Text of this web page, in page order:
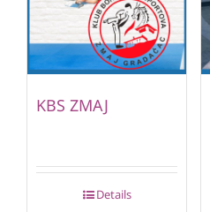
KBS ZMAJ
Details